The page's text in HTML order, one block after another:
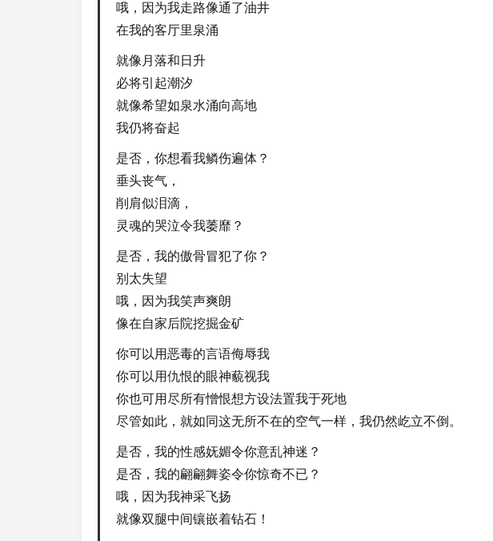
哦，因为我走路像通了油井
在我的客厅里泉涌
就像月落和日升
必将引起潮汐
就像希望如泉水涌向高地
我仍将奋起
是否，你想看我鳞伤遍体？
垂头丧气，
削肩似泪滴，
灵魂的哭泣令我萎靡？
是否，我的傲骨冒犯了你？
别太失望
哦，因为我笑声爽朗
像在自家后院挖掘金矿
你可以用恶毒的言语侮辱我
你可以用仇恨的眼神藐视我
你也可用尽所有憎恨想方设法置我于死地
尽管如此，就如同这无所不在的空气一样，我仍然屹立不倒。
是否，我的性感妩媚令你意乱神迷？
是否，我的翩翩舞姿令你惊奇不已？
哦，因为我神采飞扬
就像双腿中间镶嵌着钻石！